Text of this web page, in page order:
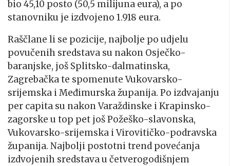
bio 45,10 posto (50,5 milijuna eura), a po
stanovniku je izdvojeno 1.918 eura.
Raščlane li se pozicije, najbolje po udjelu
povučenih sredstava su nakon Osječko-
baranjske, još Splitsko-dalmatinska,
Zagrebačka te spomenute Vukovarsko-
srijemska i Međimurska županija. Po izdvajanju
per capita su nakon Varaždinske i Krapinsko-
zagorske u top pet još Požeško-slavonska,
Vukovarsko-srijemska i Virovitičko-podravska
županija. Najbolji postotni trend povećanja
izdvojenih sredstava u četverogodišnjem